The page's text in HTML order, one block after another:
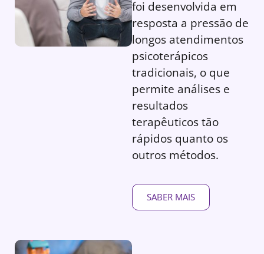
foi desenvolvida em
resposta a pressão de
longos atendimentos
psicoterápicos
tradicionais, o que
permite análises e
resultados
terapêuticos tão
rápidos quanto os
outros métodos.
SABER MAIS